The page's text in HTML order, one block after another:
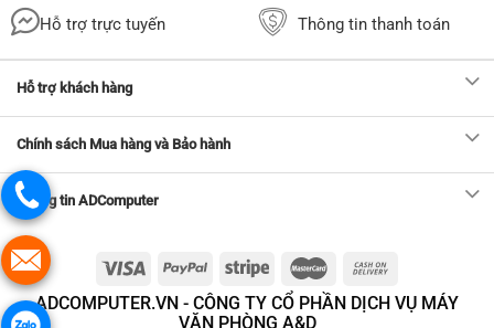
Hỗ trợ trực tuyến Thông tin thanh toán
Hỗ trợ khách hàng
Chính sách Mua hàng và Bảo hành
Thông tin ADComputer
ADCOMPUTER.VN - CÔNG TY CỔ PHẦN DỊCH VỤ MÁY
VĂN PHÒNG A&D